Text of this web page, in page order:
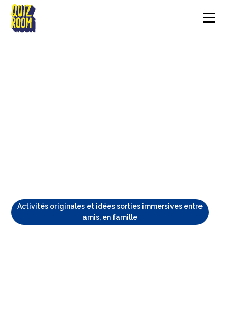
Activités originales et idées sorties immersives entre
amis, en famille